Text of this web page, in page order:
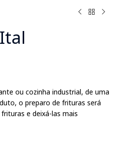
ou cozinha industrial, de uma
o preparo de frituras será
e deixá-las mais